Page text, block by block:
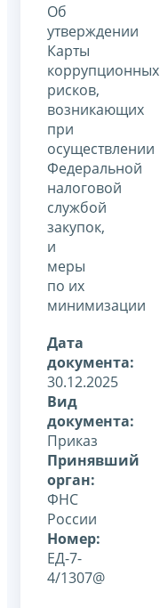
Об
утверждении
Карты
коррупционных
рисков,
возникающих
при
осуществлении
Федеральной
налоговой
службой
закупок,
и
меры
по их
минимизации
Дата
документа:
30.12.2025
Вид
документа:
Приказ
Принявший
орган:
ФНС
России
Номер:
ЕД-7-
4/1307@